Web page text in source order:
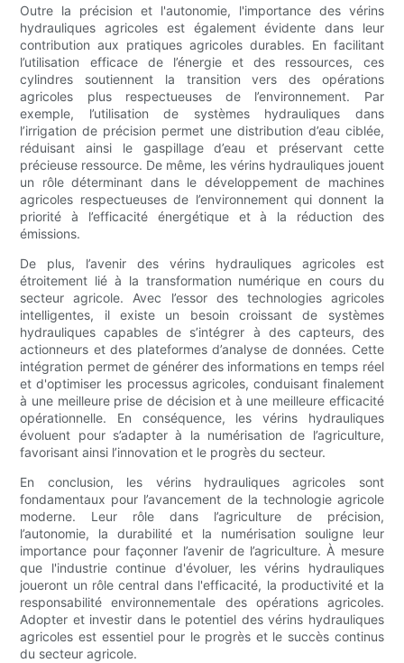
Outre la précision et l'autonomie, l'importance des vérins
hydrauliques agricoles est également évidente dans leur
contribution aux pratiques agricoles durables. En facilitant
l’utilisation efficace de l’énergie et des ressources, ces
cylindres soutiennent la transition vers des opérations
agricoles plus respectueuses de l’environnement. Par
exemple, l’utilisation de systèmes hydrauliques dans
l’irrigation de précision permet une distribution d’eau ciblée,
réduisant ainsi le gaspillage d’eau et préservant cette
précieuse ressource. De même, les vérins hydrauliques jouent
un rôle déterminant dans le développement de machines
agricoles respectueuses de l’environnement qui donnent la
priorité à l’efficacité énergétique et à la réduction des
émissions.
De plus, l’avenir des vérins hydrauliques agricoles est
étroitement lié à la transformation numérique en cours du
secteur agricole. Avec l’essor des technologies agricoles
intelligentes, il existe un besoin croissant de systèmes
hydrauliques capables de s’intégrer à des capteurs, des
actionneurs et des plateformes d’analyse de données. Cette
intégration permet de générer des informations en temps réel
et d'optimiser les processus agricoles, conduisant finalement
à une meilleure prise de décision et à une meilleure efficacité
opérationnelle. En conséquence, les vérins hydrauliques
évoluent pour s’adapter à la numérisation de l’agriculture,
favorisant ainsi l’innovation et le progrès du secteur.
En conclusion, les vérins hydrauliques agricoles sont
fondamentaux pour l’avancement de la technologie agricole
moderne. Leur rôle dans l’agriculture de précision,
l’autonomie, la durabilité et la numérisation souligne leur
importance pour façonner l’avenir de l’agriculture. À mesure
que l'industrie continue d'évoluer, les vérins hydrauliques
joueront un rôle central dans l'efficacité, la productivité et la
responsabilité environnementale des opérations agricoles.
Adopter et investir dans le potentiel des vérins hydrauliques
agricoles est essentiel pour le progrès et le succès continus
du secteur agricole.